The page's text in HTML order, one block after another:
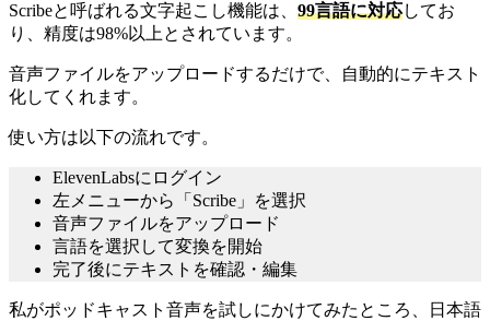
Scribeと呼ばれる文字起こし機能は、 99言語に対応してお
り、精度は98%以上とされています。
音声ファイルをアップロードするだけで、自動的にテキスト
化してくれます。
使い方は以下の流れです。
ElevenLabsにログイン
左メニューから「Scribe」を選択
音声ファイルをアップロード
言語を選択して変換を開始
完了後にテキストを確認・編集
私がポッドキャスト音声を試しにかけてみたところ、日本語